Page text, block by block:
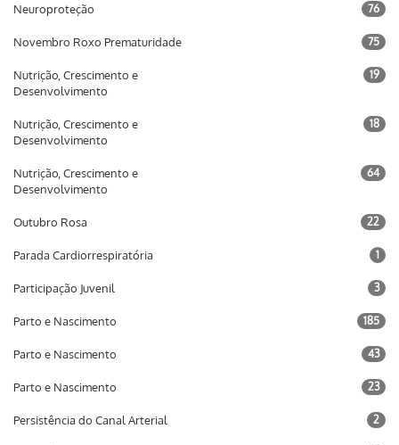
Neuroproteção 76
Novembro Roxo Prematuridade 75
Nutrição, Crescimento e
Desenvolvimento
19
Nutrição, Crescimento e
Desenvolvimento
18
Nutrição, Crescimento e
Desenvolvimento
64
Outubro Rosa 22
Parada Cardiorrespiratória 1
Participação Juvenil 3
Parto e Nascimento 185
Parto e Nascimento 43
Parto e Nascimento 23
Persistência do Canal Arterial 2